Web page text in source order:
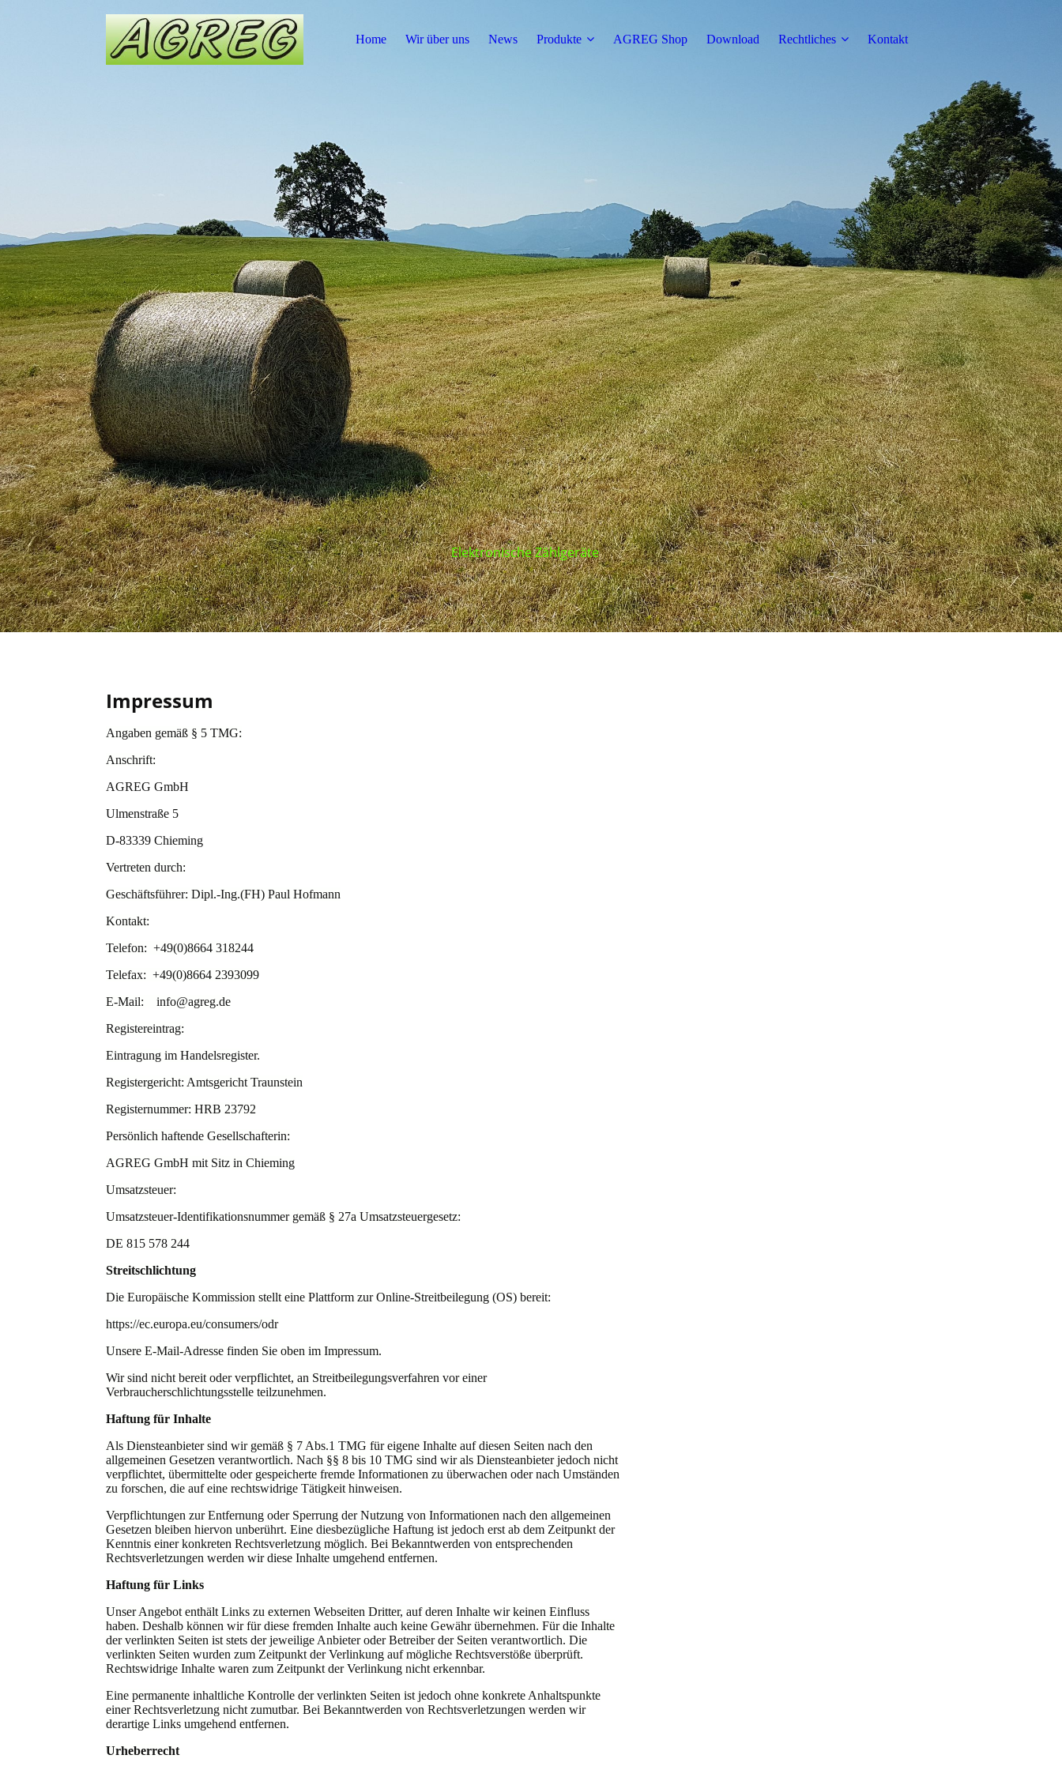
Home Wir über uns News Produkte AGREG Shop Download Rechtliches Kontakt
Elektronische Zählgeräte
Impressum
Angaben gemäß § 5 TMG:
Anschrift:
AGREG GmbH
Ulmenstraße 5
D-83339 Chieming
Vertreten durch:
Geschäftsführer: Dipl.-Ing.(FH) Paul Hofmann
Kontakt:
Telefon: +49(0)8664 318244
Telefax: +49(0)8664 2393099
E-Mail: info@agreg.de
Registereintrag:
Eintragung im Handelsregister.
Registergericht: Amtsgericht Traunstein
Registernummer: HRB 23792
Persönlich haftende Gesellschafterin:
AGREG GmbH mit Sitz in Chieming
Umsatzsteuer:
Umsatzsteuer-Identifikationsnummer gemäß § 27a Umsatzsteuergesetz:
DE 815 578 244
Streitschlichtung
Die Europäische Kommission stellt eine Plattform zur Online-Streitbeilegung (OS) bereit:
https://ec.europa.eu/consumers/odr
Unsere E-Mail-Adresse finden Sie oben im Impressum.
Wir sind nicht bereit oder verpflichtet, an Streitbeilegungsverfahren vor einer
Verbraucherschlichtungsstelle teilzunehmen.
Haftung für Inhalte
Als Diensteanbieter sind wir gemäß § 7 Abs.1 TMG für eigene Inhalte auf diesen Seiten nach den
allgemeinen Gesetzen verantwortlich. Nach §§ 8 bis 10 TMG sind wir als Diensteanbieter jedoch nicht
verpflichtet, übermittelte oder gespeicherte fremde Informationen zu überwachen oder nach Umständen
zu forschen, die auf eine rechtswidrige Tätigkeit hinweisen.
Verpflichtungen zur Entfernung oder Sperrung der Nutzung von Informationen nach den allgemeinen
Gesetzen bleiben hiervon unberührt. Eine diesbezügliche Haftung ist jedoch erst ab dem Zeitpunkt der
Kenntnis einer konkreten Rechtsverletzung möglich. Bei Bekanntwerden von entsprechenden
Rechtsverletzungen werden wir diese Inhalte umgehend entfernen.
Haftung für Links
Unser Angebot enthält Links zu externen Webseiten Dritter, auf deren Inhalte wir keinen Einfluss
haben. Deshalb können wir für diese fremden Inhalte auch keine Gewähr übernehmen. Für die Inhalte
der verlinkten Seiten ist stets der jeweilige Anbieter oder Betreiber der Seiten verantwortlich. Die
verlinkten Seiten wurden zum Zeitpunkt der Verlinkung auf mögliche Rechtsverstöße überprüft.
Rechtswidrige Inhalte waren zum Zeitpunkt der Verlinkung nicht erkennbar.
Eine permanente inhaltliche Kontrolle der verlinkten Seiten ist jedoch ohne konkrete Anhaltspunkte
einer Rechtsverletzung nicht zumutbar. Bei Bekanntwerden von Rechtsverletzungen werden wir
derartige Links umgehend entfernen.
Urheberrecht